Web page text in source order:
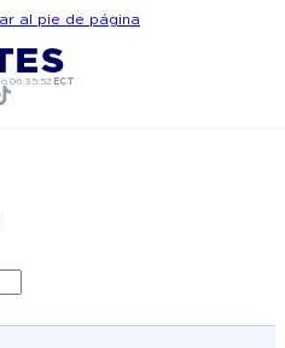
al pie de página
06:35:52 ECT